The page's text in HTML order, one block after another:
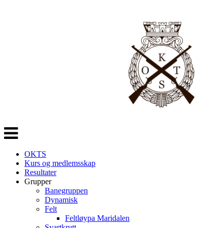
Veksle
navigasjon
OKTS
Kurs og medlemsskap
Resultater
Grupper
Banegruppen
Dynamisk
Felt
Feltløypa Maridalen